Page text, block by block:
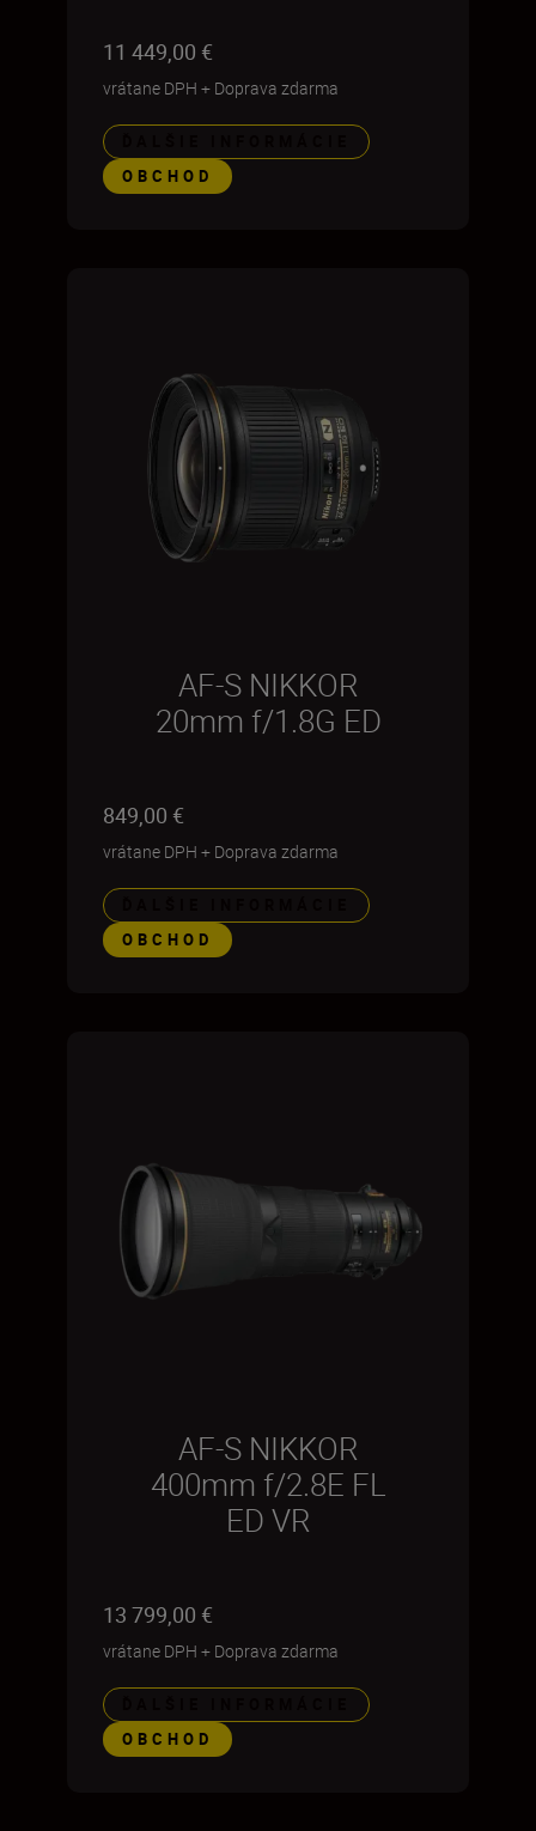
11 449,00 €
vrátane DPH + Doprava zdarma
OBCHOD
AF-S NIKKOR
20mm f/1.8G ED
849,00 €
vrátane DPH + Doprava zdarma
OBCHOD
AF-S NIKKOR
400mm f/2.8E FL
ED VR
13 799,00 €
vrátane DPH + Doprava zdarma
OBCHOD